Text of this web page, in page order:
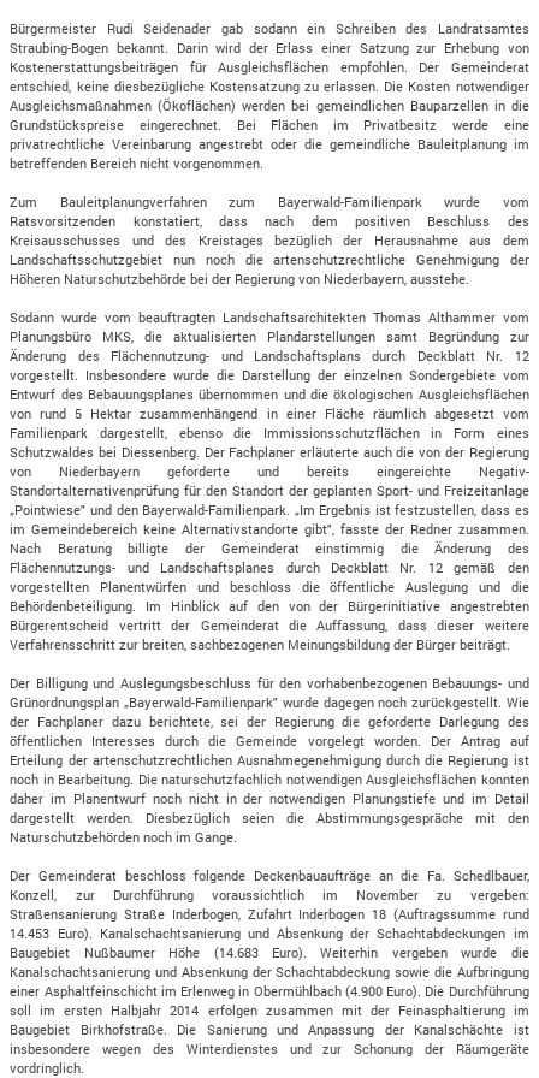
Bürgermeister Rudi Seidenader gab sodann ein Schreiben des Landratsamtes
Straubing-Bogen bekannt. Darin wird der Erlass einer Satzung zur Erhebung von
Kostenerstattungsbeiträgen für Ausgleichsflächen empfohlen. Der Gemeinderat
entschied, keine diesbezügliche Kostensatzung zu erlassen. Die Kosten notwendiger
Ausgleichsmaßnahmen (Ökoflächen) werden bei gemeindlichen Bauparzellen in die
Grundstückspreise eingerechnet. Bei Flächen im Privatbesitz werde eine
privatrechtliche Vereinbarung angestrebt oder die gemeindliche Bauleitplanung im
betreffenden Bereich nicht vorgenommen.
Zum Bauleitplanungverfahren zum Bayerwald-Familienpark wurde vom
Ratsvorsitzenden konstatiert, dass nach dem positiven Beschluss des
Kreisausschusses und des Kreistages bezüglich der Herausnahme aus dem
Landschaftsschutzgebiet nun noch die artenschutzrechtliche Genehmigung der
Höheren Naturschutzbehörde bei der Regierung von Niederbayern, ausstehe.
Sodann wurde vom beauftragten Landschaftsarchitekten Thomas Althammer vom
Planungsbüro MKS, die aktualisierten Plandarstellungen samt Begründung zur
Änderung des Flächennutzung- und Landschaftsplans durch Deckblatt Nr. 12
vorgestellt. Insbesondere wurde die Darstellung der einzelnen Sondergebiete vom
Entwurf des Bebauungsplanes übernommen und die ökologischen Ausgleichsflächen
von rund 5 Hektar zusammenhängend in einer Fläche räumlich abgesetzt vom
Familienpark dargestellt, ebenso die Immissionsschutzflächen in Form eines
Schutzwaldes bei Diessenberg. Der Fachplaner erläuterte auch die von der Regierung
von Niederbayern geforderte und bereits eingereichte Negativ-
Standortalternativenprüfung für den Standort der geplanten Sport- und Freizeitanlage
„Pointwiese" und den Bayerwald-Familienpark. „Im Ergebnis ist festzustellen, dass es
im Gemeindebereich keine Alternativstandorte gibt", fasste der Redner zusammen.
Nach Beratung billigte der Gemeinderat einstimmig die Änderung des
Flächennutzungs- und Landschaftsplanes durch Deckblatt Nr. 12 gemäß den
vorgestellten Planentwürfen und beschloss die öffentliche Auslegung und die
Behördenbeteiligung. Im Hinblick auf den von der Bürgerinitiative angestrebten
Bürgerentscheid vertritt der Gemeinderat die Auffassung, dass dieser weitere
Verfahrensschritt zur breiten, sachbezogenen Meinungsbildung der Bürger beiträgt.
Der Billigung und Auslegungsbeschluss für den vorhabenbezogenen Bebauungs- und
Grünordnungsplan „Bayerwald-Familienpark" wurde dagegen noch zurückgestellt. Wie
der Fachplaner dazu berichtete, sei der Regierung die geforderte Darlegung des
öffentlichen Interesses durch die Gemeinde vorgelegt worden. Der Antrag auf
Erteilung der artenschutzrechtlichen Ausnahmegenehmigung durch die Regierung ist
noch in Bearbeitung. Die naturschutzfachlich notwendigen Ausgleichsflächen konnten
daher im Planentwurf noch nicht in der notwendigen Planungstiefe und im Detail
dargestellt werden. Diesbezüglich seien die Abstimmungsgespräche mit den
Naturschutzbehörden noch im Gange.
Der Gemeinderat beschloss folgende Deckenbauaufträge an die Fa. Schedlbauer,
Konzell, zur Durchführung voraussichtlich im November zu vergeben:
Straßensanierung Straße Inderbogen, Zufahrt Inderbogen 18 (Auftragssumme rund
14.453 Euro). Kanalschachtsanierung und Absenkung der Schachtabdeckungen im
Baugebiet Nußbaumer Höhe (14.683 Euro). Weiterhin vergeben wurde die
Kanalschachtsanierung und Absenkung der Schachtabdeckung sowie die Aufbringung
einer Asphaltfeinschicht im Erlenweg in Obermühlbach (4.900 Euro). Die Durchführung
soll im ersten Halbjahr 2014 erfolgen zusammen mit der Feinasphaltierung im
Baugebiet Birkhofstraße. Die Sanierung und Anpassung der Kanalschächte ist
insbesondere wegen des Winterdienstes und zur Schonung der Räumgeräte
vordringlich.